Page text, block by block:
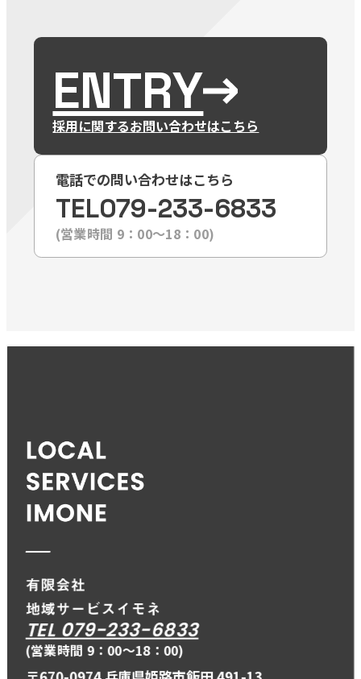
ENTRY
採用に関するお問い合わせはこちら
電話での問い合わせはこちら
TEL079-233-6833
(営業時間 9：00〜18：00)
TEL 079-233-6833
(営業時間 9：00〜18：00)